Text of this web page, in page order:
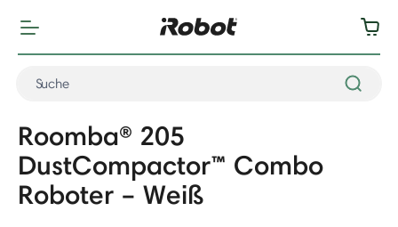
Roomba® 205
DustCompactor™ Combo
Roboter – Weiß